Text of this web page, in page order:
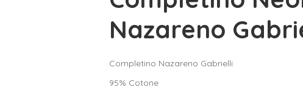
Nazareno
Completino Nazareno Gabrielli
95% Cotone